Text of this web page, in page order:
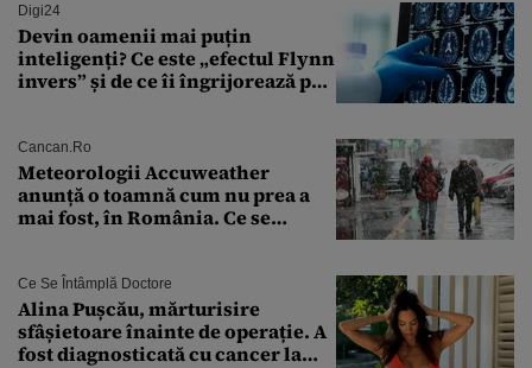
Digi24
Devin oamenii mai puțin
inteligenți? Ce este „efectul Flynn
invers” și de ce îi îngrijorează pe
Cancan.ro
Meteorologii Accuweather
anunță o toamnă cum nu prea a
mai fost, în România. Ce se
București. Pe ce dată ninge
Ce Se Întâmplă Doctore
Alina Pușcău, mărturisire
sfâșietoare înainte de operație. A
fost diagnosticată cu cancer la